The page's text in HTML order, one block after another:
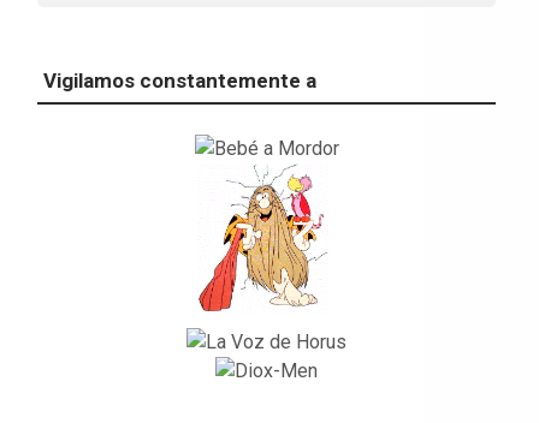
Vigilamos constantemente a